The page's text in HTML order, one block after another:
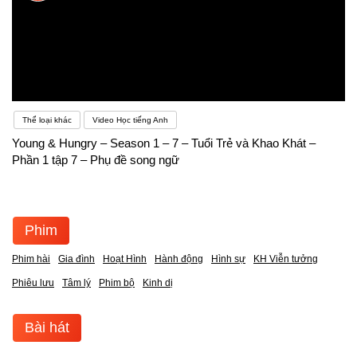
Thể loại khác Video Học tiếng Anh
Young & Hungry – Season 1 – 7 – Tuổi Trẻ và Khao Khát –
Phần 1 tập 7 – Phụ đề song ngữ
Phim
Phim hài Gia đình Hoạt Hình Hành động Hình sự KH Viễn tưởng
Phiêu lưu Tâm lý Phim bộ Kinh dị
Bài hát